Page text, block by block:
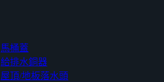
馬桶蓋
給排水銅器
屋頂/地板落水頭